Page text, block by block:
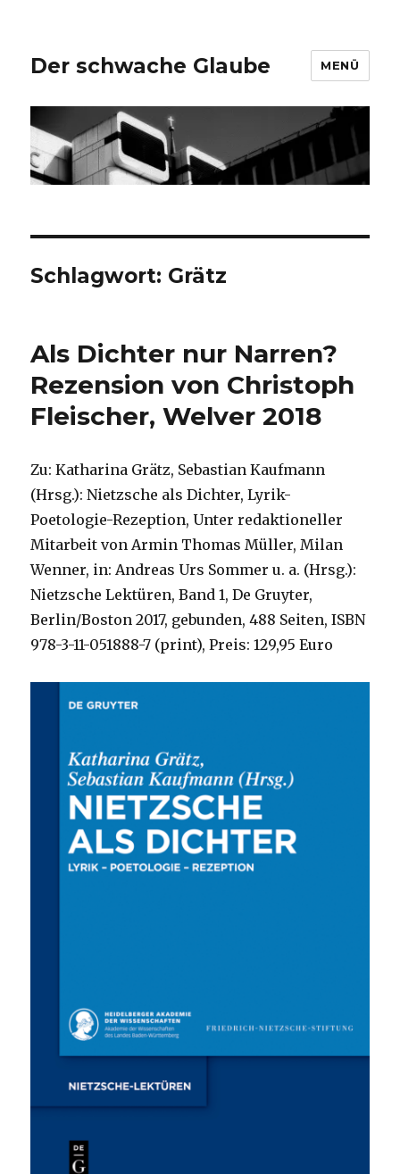
Der schwache Glaube MENÜ
Schlagwort: Grätz
Als Dichter nur Narren?
Rezension von Christoph
Fleischer, Welver 2018
Zu: Katharina Grätz, Sebastian Kaufmann
(Hrsg.): Nietzsche als Dichter, Lyrik-
Poetologie-Rezeption, Unter redaktioneller
Mitarbeit von Armin Thomas Müller, Milan
Wenner, in: Andreas Urs Sommer u. a. (Hrsg.):
Nietzsche Lektüren, Band 1, De Gruyter,
Berlin/Boston 2017, gebunden, 488 Seiten, ISBN
978-3-11-051888-7 (print), Preis: 129,95 Euro